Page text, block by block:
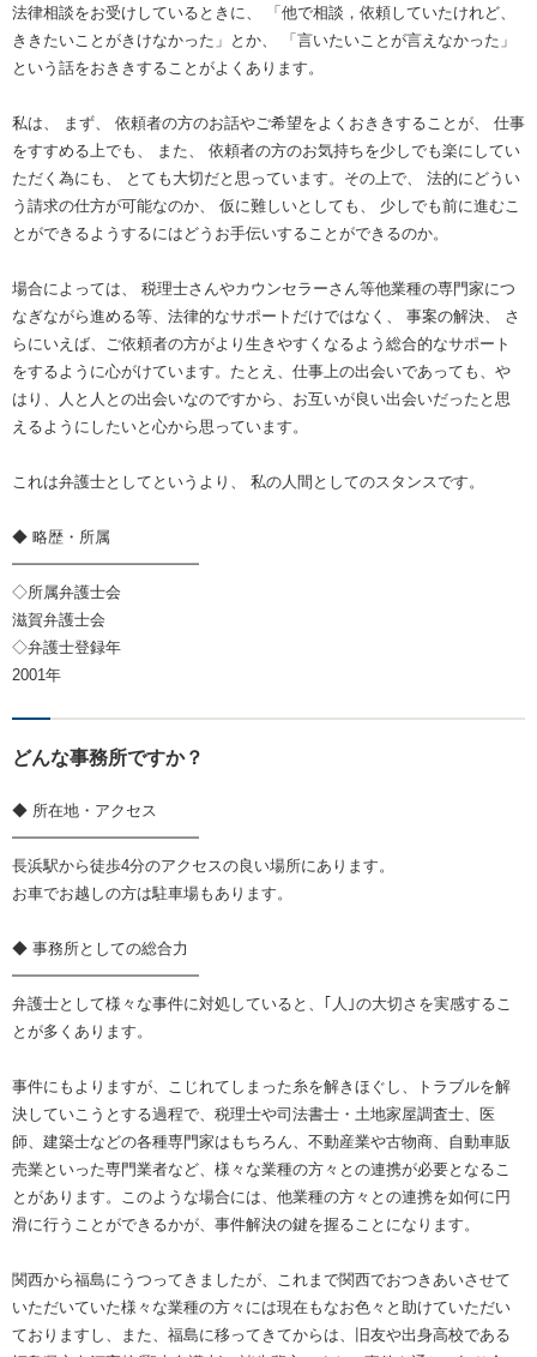
法律相談をお受けしているときに、 「他で相談，依頼していたけれど、
ききたいことがきけなかった」とか、 「言いたいことが言えなかった」
という話をおききすることがよくあります。
私は、 まず、 依頼者の方のお話やご希望をよくおききすることが、 仕事
をすすめる上でも、 また、 依頼者の方のお気持ちを少しでも楽にしてい
ただく為にも、 とても大切だと思っています。その上で、 法的にどうい
う請求の仕方が可能なのか、 仮に難しいとしても、 少しでも前に進むこ
とができるようするにはどうお手伝いすることができるのか。
場合によっては、 税理士さんやカウンセラーさん等他業種の専門家につ
なぎながら進める等、法律的なサポートだけではなく、 事案の解決、 さ
らにいえば、ご依頼者の方がより生きやすくなるよう総合的なサポート
をするように心がけています。たとえ、仕事上の出会いであっても、や
はり、人と人との出会いなのですから、お互いが良い出会いだったと思
えるようにしたいと心から思っています。
これは弁護士としてというより、 私の人間としてのスタンスです。
◆ 略歴・所属
━━━━━━━━━━━━
◇所属弁護士会
滋賀弁護士会
◇弁護士登録年
2001年
どんな事務所ですか？
◆ 所在地・アクセス
━━━━━━━━━━━━
長浜駅から徒歩4分のアクセスの良い場所にあります。
お車でお越しの方は駐車場もあります。
◆ 事務所としての総合力
━━━━━━━━━━━━
弁護士として様々な事件に対処していると、｢人｣の大切さを実感するこ
とが多くあります。
事件にもよりますが、こじれてしまった糸を解きほぐし、トラブルを解
決していこうとする過程で、税理士や司法書士・土地家屋調査士、医
師、建築士などの各種専門家はもちろん、不動産業や古物商、自動車販
売業といった専門業者など、様々な業種の方々との連携が必要となるこ
とがあります。このような場合には、他業種の方々との連携を如何に円
滑に行うことができるかが、事件解決の鍵を握ることになります。
関西から福島にうつってきましたが、これまで関西でおつきあいさせて
いただいていた様々な業種の方々には現在もなお色々と助けていただい
ておりますし、また、福島に移ってきてからは、旧友や出身高校である